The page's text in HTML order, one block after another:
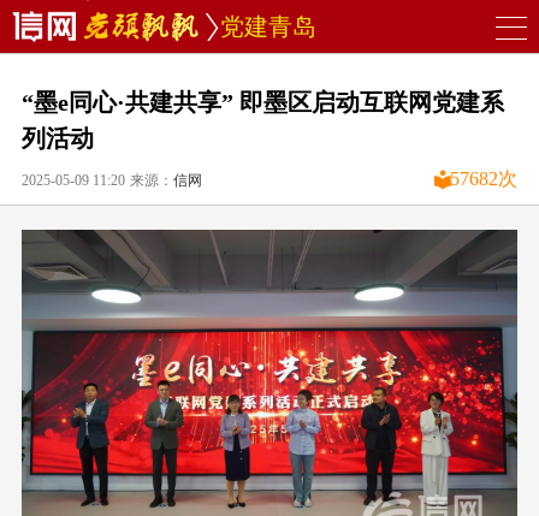
党建青岛
“墨e同心·共建共享” 即墨区启动互联网党建系
列活动
2025-05-09 11:20 来源： 信网 57682次